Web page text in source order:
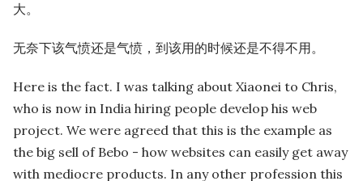
大。
无奈下该气愤还是气愤，到该用的时候还是不得不用。
Here is the fact. I was talking about Xiaonei to Chris,
who is now in India hiring people develop his web
project. We were agreed that this is the example as
the big sell of Bebo - how websites can easily get away
with mediocre products. In any other profession this